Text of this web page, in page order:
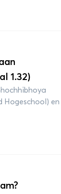
1.32)
Hogeschool) en